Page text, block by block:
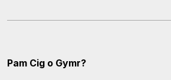
Pam Cig o Gymr?